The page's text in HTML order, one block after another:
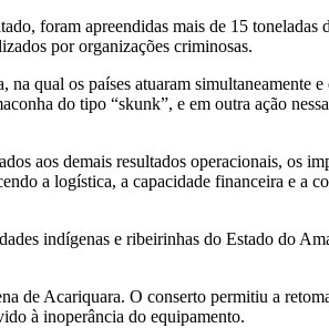
foram apreendidas mais de 15 toneladas
por organizações criminosas.
qual os países atuaram simultaneamente
do tipo “skunk”, e em outra ação
aos demais resultados operacionais, os
a logística, a capacidade financeira e a
indígenas e ribeirinhas do Estado do
de Acariquara. O conserto permitiu a
à inoperância do equipamento.